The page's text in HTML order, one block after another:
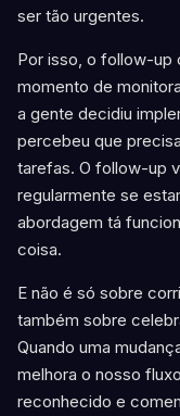
ser tão urgentes.
Por isso, o follow-up
momento de
a gente decidiu
percebeu que
tarefas. O follow-up
regularmente se
abordagem tá
coisa.
E não é só sobre
também sobre
Quando uma
melhora o nosso
reconhecido e